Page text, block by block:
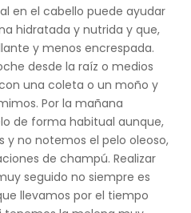
en el cabello puede ayudar
hidratada y nutrida y que,
y menos encrespada.
desde la raíz o medios
una coleta o un moño y
Por la mañana
de forma habitual aunque,
y no notemos el pelo oleoso,
de champú. Realizar
seguido no siempre es
llevamos por el tiempo